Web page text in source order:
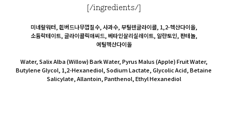
[/ingredients/]
미네랄워터, 흰버드나무껍질수, 사과수, 부틸렌글라이콜, 1,2-헥산다이올,
소듐락테이트, 글라이콜릭애씨드, 베타인살리실레이트, 알란토인, 판테놀,
에틸헥산다이올
Water, Salix Alba (Willow) Bark Water, Pyrus Malus (Apple) Fruit Water,
Butylene Glycol, 1,2-Hexanediol, Sodium Lactate, Glycolic Acid, Betaine
Salicylate, Allantoin, Panthenol, Ethyl Hexanediol